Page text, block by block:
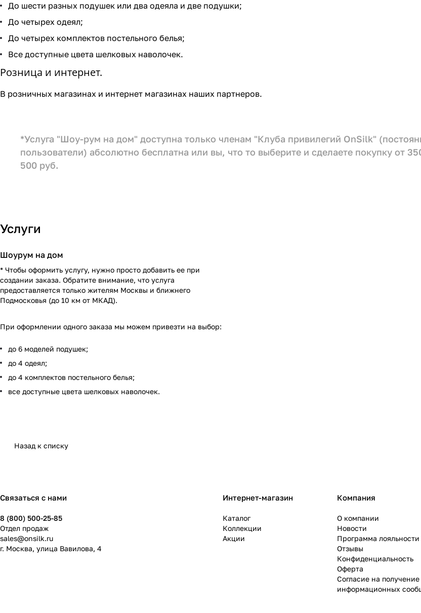
До шести разных подушек или два одеяла и две подушки;
До четырех одеял;
До четырех комплектов постельного белья;
Все доступные цвета шелковых наволочек.
Розница и интернет.
В розничных магазинах и интернет магазинах наших партнеров.
*Услуга "Шоу-рум на дом" доступна только членам "Клуба привилегий OnSilk"
пользователи) абсолютно бесплатна или вы, что то выберите и сделаете покупку от
500 руб.
Услуги
Шоурум на дом
* Чтобы оформить услугу, нужно просто добавить ее при
создании заказа. Обратите внимание, что услуга
предоставляется только жителям Москвы и ближнего
Подмосковья (до 10 км от МКАД).
При оформлении одного заказа мы можем привезти на выбор:
до 6 моделей подушек;
до 4 одеял;
до 4 комплектов постельного белья;
все доступные цвета шелковых наволочек.
Назад к списку
Связаться с нами
8 (800) 500-25-85
Отдел продаж
sales@onsilk.ru
г. Москва, улица Вавилова, 4
Интернет-магазин
Каталог
Коллекции
Акции
Компания
О компании
Новости
Программа лояльности
Отзывы
Конфиденциальность
Оферта
Согласие на получение
информационных